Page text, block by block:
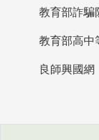
教育部詐騙
良師興國網